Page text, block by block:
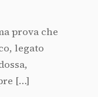
prova che
legato
[…]